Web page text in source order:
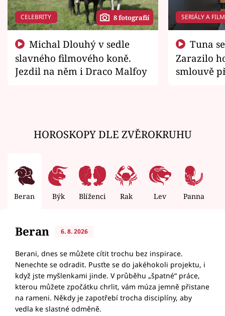
CELEBRITY 8 fotografií
slavného filmového koně.
Jezdil na něm i Draco Malfoy
SERIÁLY A
Zarazilo
smlouvě
HOROSKOPY DLE ZVĚROKRUHU
Beran Býk Blíženci Rak Lev Panna
Beran 6. 8. 2026
Berani, dnes se můžete cítit trochu bez inspirace.
Nenechte se odradit. Pusťte se do jakéhokoli projektu, i
když jste myšlenkami jinde. V průběhu „špatné“ práce,
kterou můžete zpočátku chrlit, vám múza jemně přistane
na rameni. Někdy je zapotřebí trocha disciplíny, aby
vedla ke slastné odměně.